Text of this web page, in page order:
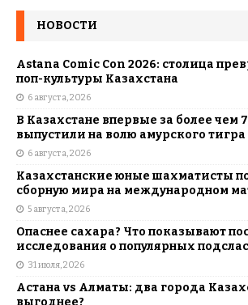
НОВОСТИ
Astana Comic Con 2026: столица
поп-культуры Казахстана
6 августа, 2026
В Казахстане впервые за более чем
выпустили на волю амурского тигра
6 августа, 2026
Казахстанские юные шахматисты
сборную мира на международном
5 августа, 2026
Опаснее сахара? Что показывают
исследования о популярных
31 июля, 2026
Астана vs Алматы: два города
выгоднее?